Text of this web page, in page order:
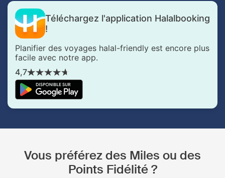
Téléchargez l'application Halalbooking
!
Planifier des voyages halal-friendly est encore plus
facile avec notre app.
4,7
Vous préférez des Miles ou des
Points Fidélité ?